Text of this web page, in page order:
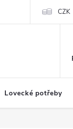
MapaCZK
Lovecké potřeby